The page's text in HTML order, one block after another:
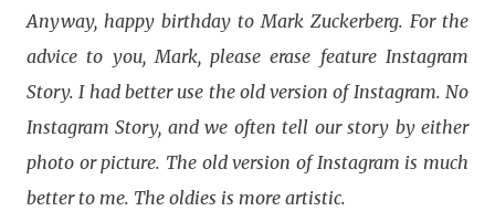
Anyway, happy birthday to Mark Zuckerberg. For the
advice to you, Mark, please erase feature Instagram
Story. I had better use the old version of Instagram. No
Instagram Story, and we often tell our story by either
photo or picture. The old version of Instagram is much
better to me. The oldies is more artistic.